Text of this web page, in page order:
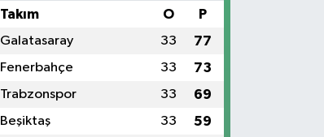
Takım O P
Galatasaray 33 77
Fenerbahçe 33 73
Trabzonspor 33 69
Beşiktaş 33 59